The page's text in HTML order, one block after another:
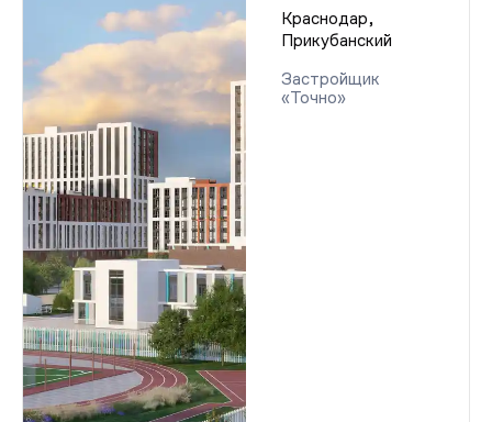
Краснодар,
Прикубанский
Застройщик
«Точно»